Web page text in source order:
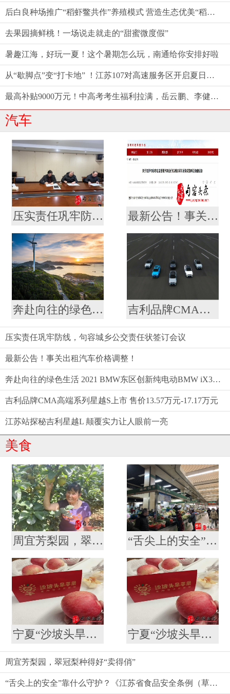
后白良种场推广“稻虾鳖共作”养殖模式 营造生态优美“稻梦空间”
去果园摘鲜桃！一场说走就走的“甜蜜微度假”
暑趣江海，好玩一夏！这个暑期怎么玩，南通给你安排好啦
从“歇脚点”变“打卡地” ！江苏107对高速服务区开启夏日消费新体验
最高补贴9000万元！中高考考生福利拉满，岳云鹏、李健都来了——江苏端出端午“文旅大餐”
汽车
压实责任巩牢防线，句容城乡公交责任状签订会议 最新公告！事关出租汽车价格调整！
奔赴向往的绿色生活 2021 BMW东区创新纯电动BMW iX3仲夏格调之旅满电启程 吉利品牌CMA高端系列星越S上市 售价13.57万元-17.17万元
压实责任巩牢防线，句容城乡公交责任状签订会议
最新公告！事关出租汽车价格调整！
奔赴向往的绿色生活 2021 BMW东区创新纯电动BMW iX3仲夏格调之旅满电启程
吉利品牌CMA高端系列星越S上市 售价13.57万元-17.17万元
江苏站探秘吉利星越L 颠覆实力让人眼前一亮
美食
周宜芳梨园，翠冠梨种得好“卖得俏” “舌尖上的安全”靠什么守护？《江苏省食品安全条例（草案）》引发代表委员热议
宁夏“沙坡头旱苹果”喜登南京众彩市场 宁夏“沙坡头旱苹果”喜登南京众彩市场
周宜芳梨园，翠冠梨种得好“卖得俏”
“舌尖上的安全”靠什么守护？《江苏省食品安全条例（草案）》引发代表委员热议